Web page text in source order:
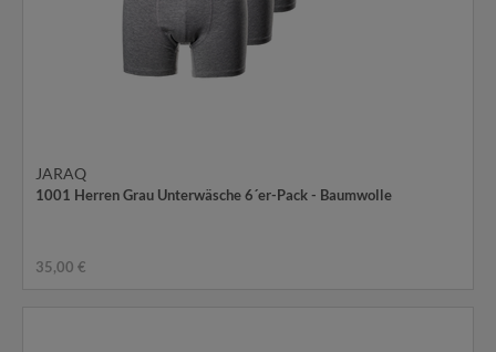
JARAQ
1001 Herren Grau Unterwäsche 6´er-Pack - Baumwolle
35,00 €